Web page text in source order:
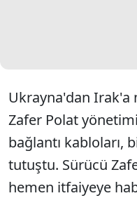
Ukrayna'dan Irak'a
Zafer Polat
bağlantı kabloları,
tutuştu. Sürücü
hemen itfaiyeye